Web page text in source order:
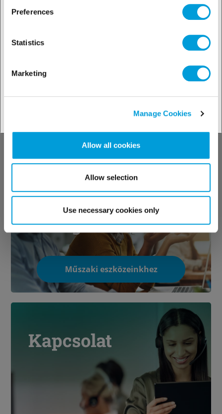
Preferences
Statistics
Marketing
Manage Cookies
Allow all cookies
Allow selection
Use necessary cookies only
Fedezze fel
megoldásainkat
iparáganként!
Megoldásainkhoz
Fedezze fel
műszaki
támogatásunkat!
Műszaki eszközeinkhez
Kapcsolat